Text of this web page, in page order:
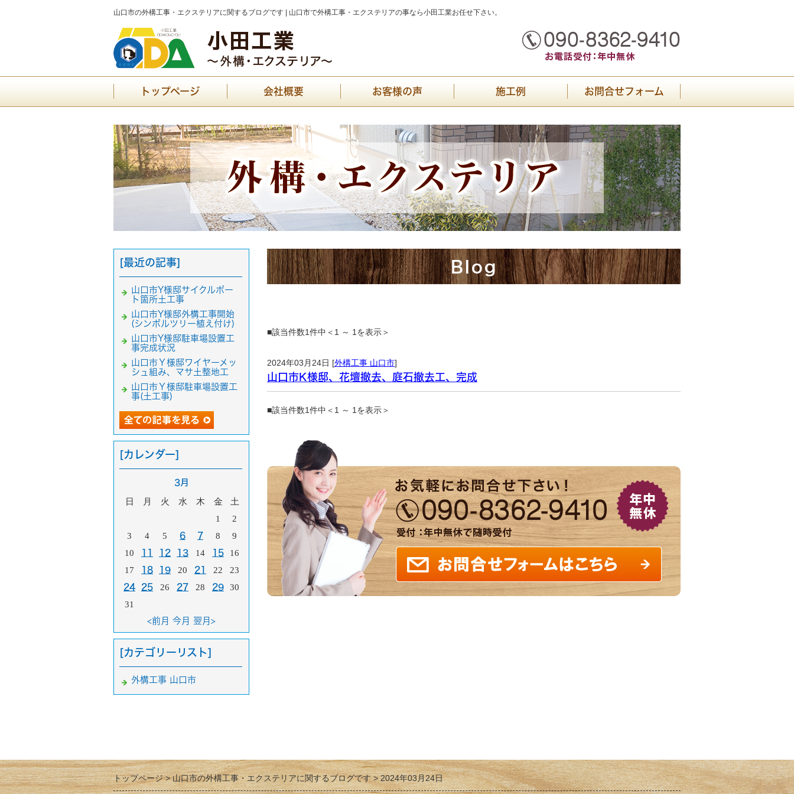
山口市の外構工事・エクステリアに関するブログです | 山口市で外構工事・エクステリアの事なら小田工業お任せ下さい。
トップページ 会社概要 お客様の声 施工例 お問合せフォーム
Blog
■該当件数1件中＜1 ～ 1を表示＞
2024年03月24日 [外構工事 山口市]
山口市K様邸、花壇撤去、庭石撤去工、完成
■該当件数1件中＜1 ～ 1を表示＞
[最近の記事]
山口市Y様邸サイクルポー
ト箇所土工事
山口市Y様邸外構工事開始
(シンボルツリー植え付け)
山口市Y様邸駐車場設置工
事完成状況
山口市Ｙ様邸ワイヤーメッ
シュ組み、マサ土整地工
山口市Ｙ様邸駐車場設置工
事(土工事)
[カレンダー]
3月
日 月 火 水 木 金
土
1
2
3
4 5 6 7 8
9
10
11 12 13 14 15
16
17
18 19 20 21 22 23
24 25 26 27 28 29
30
31
<前月 今月 翌月>
[カテゴリーリスト]
外構工事 山口市
トップページ 山口市の外構工事・エクステリアに関するブログです 2024年03月24日